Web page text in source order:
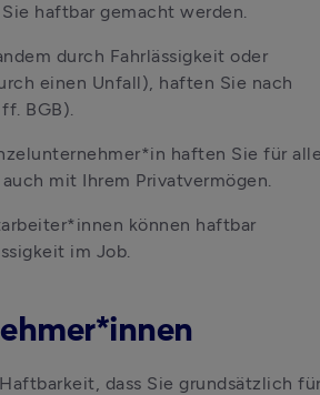
haftbar gemacht werden.
durch Fahrlässigkeit oder
einen Unfall), haften Sie nach
BGB).
haften Sie für alle
mit Ihrem Privatvermögen.
können haftbar
im Job.
dass Sie grundsätzlich für